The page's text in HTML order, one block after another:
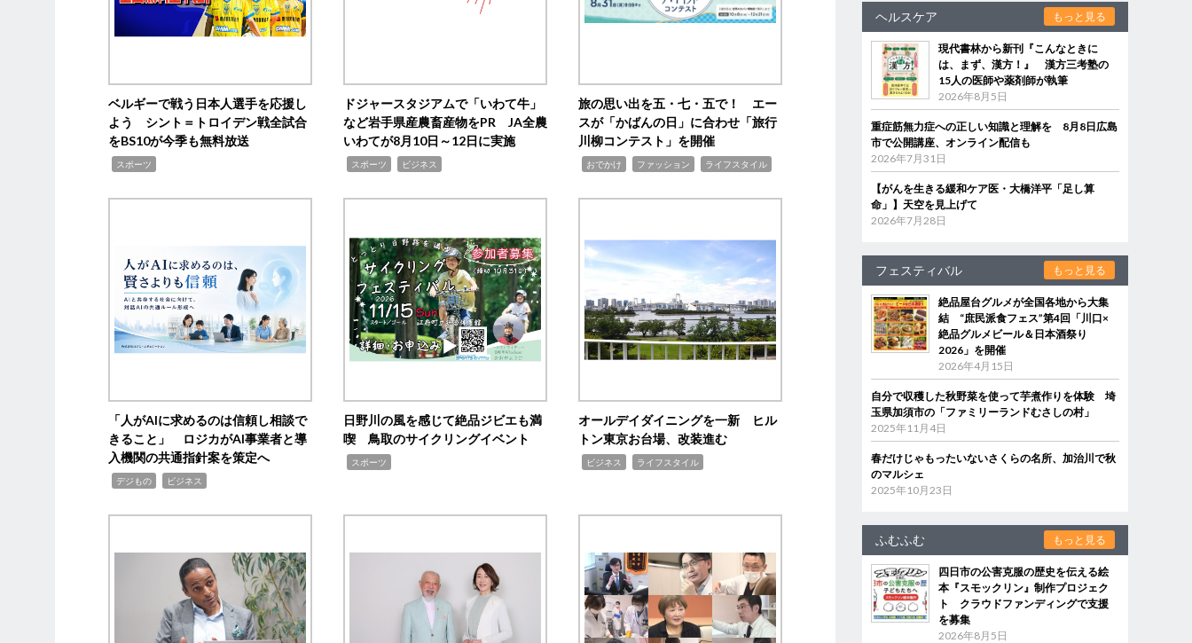
ベルギーで戦う日本人選手を応援し
よう シント＝トロイデン戦全試合
をBS10が今季も無料放送
スポーツ
ドジャースタジアムで「いわて牛」
など岩手県産農畜産物をPR JA全農
いわてが8月10日～12日に実施
スポーツ ビジネス
旅の思い出を五・七・五で！ エー
スが「かばんの日」に合わせ「旅行
川柳コンテスト」を開催
おでかけ ファッション ライフスタイル
「人がAIに求めるのは信頼し相談で
きること」 ロジカがAI事業者と導
入機関の共通指針案を策定へ
デジもの ビジネス
日野川の風を感じて絶品ジビエも満
喫 鳥取のサイクリングイベント
スポーツ
オールデイダイニングを一新 ヒル
トン東京お台場、改装進む
ビジネス ライフスタイル
ヘルスケア もっと見る
現代書林から新刊『こんなときに
は、まず、漢方！』 漢方三考塾の
15人の医師や薬剤師が執筆
2026年8月5日
重症筋無力症への正しい知識と理解を 8月8日広島
市で公開講座、オンライン配信も
2026年7月31日
【がんを生きる緩和ケア医・大橋洋平「足し算
命」】天空を見上げて
2026年7月28日
フェスティバル もっと見る
絶品屋台グルメが全国各地から大集
結 “庶民派食フェス”第4回「川口×
絶品グルメビール＆日本酒祭り
2026」を開催
2026年4月15日
自分で収穫した秋野菜を使って芋煮作りを体験 埼
玉県加須市の「ファミリーランドむさしの村」
2025年11月4日
春だけじゃもったいないさくらの名所、加治川で秋
のマルシェ
2025年10月23日
ふむふむ もっと見る
四日市の公害克服の歴史を伝える絵
本『スモックリン』制作プロジェク
ト クラウドファンディングで支援
を募集
2026年8月5日